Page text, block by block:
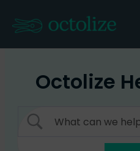
content
Octolize